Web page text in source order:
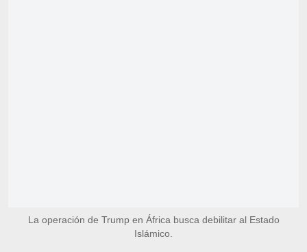
La operación de Trump en África busca debilitar al Estado
Islámico.